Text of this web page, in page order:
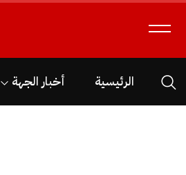
الرئيسية أخبار الجهة